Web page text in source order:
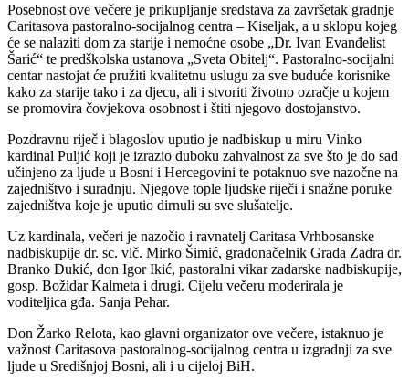
Posebnost ove večere je prikupljanje sredstava za završetak gradnje
Caritasova pastoralno-socijalnog centra – Kiseljak, a u sklopu kojeg
će se nalaziti dom za starije i nemoćne osobe „Dr. Ivan Evanđelist
Šarić“ te predškolska ustanova „Sveta Obitelj“. Pastoralno-socijalni
centar nastojat će pružiti kvalitetnu uslugu za sve buduće korisnike
kako za starije tako i za djecu, ali i stvoriti životno ozračje u kojem
se promovira čovjekova osobnost i štiti njegovo dostojanstvo.
Pozdravnu riječ i blagoslov uputio je nadbiskup u miru Vinko
kardinal Puljić koji je izrazio duboku zahvalnost za sve što je do sad
učinjeno za ljude u Bosni i Hercegovini te potaknuo sve nazočne na
zajedništvo i suradnju. Njegove tople ljudske riječi i snažne poruke
zajedništva koje je uputio dirnuli su sve slušatelje.
Uz kardinala, večeri je nazočio i ravnatelj Caritasa Vrhbosanske
nadbiskupije dr. sc. vlč. Mirko Šimić, gradonačelnik Grada Zadra dr.
Branko Dukić, don Igor Ikić, pastoralni vikar zadarske nadbiskupije,
gosp. Božidar Kalmeta i drugi. Cijelu večeru moderirala je
voditeljica gđa. Sanja Pehar.
Don Žarko Relota, kao glavni organizator ove večere, istaknuo je
važnost Caritasova pastoralnog-socijalnog centra u izgradnji za sve
ljude u Središnjoj Bosni, ali i u cijeloj BiH.